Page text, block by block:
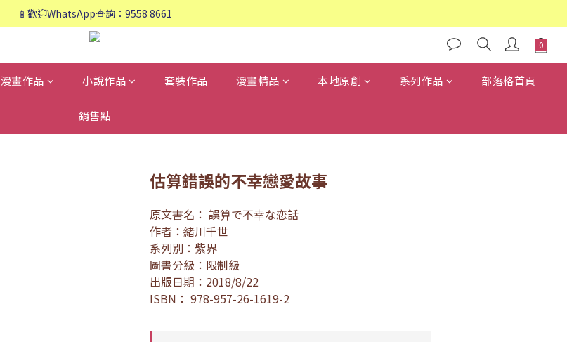
📱歡迎WhatsApp查詢：9558 8661
📱歡迎WhatsApp查詢：9558 8661
❤️會員專享：🛍購物滿💰HK$800，🚚免運費❤️
📱歡迎WhatsApp查詢：9558 8661
漫畫作品 小說作品 套裝作品 漫畫精品 本地原創 系列作品 部落格首頁
銷售點
估算錯誤的不幸戀愛故事
原文書名： 誤算で不幸な恋話
作者：緒川千世
系列別：紫界
圖書分級：限制級
出版日期：2018/8/22
ISBN： 978-957-26-1619-2